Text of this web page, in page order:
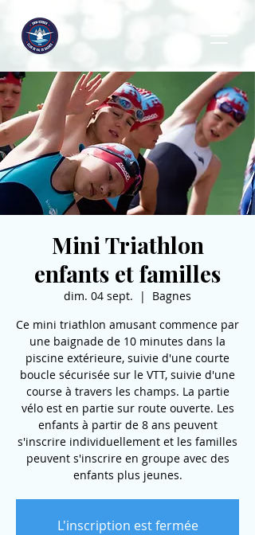
Mini Triathlon
enfants et familles
dim. 04 sept.
  |
Bagnes
Ce mini triathlon amusant commence par
une baignade de 10 minutes dans la
piscine extérieure, suivie d'une courte
boucle sécurisée sur le VTT, suivie d'une
course à travers les champs. La partie
vélo est en partie sur route ouverte. Les
enfants à partir de 8 ans peuvent
s'inscrire individuellement et les familles
peuvent s'inscrire en groupe avec des
enfants plus jeunes.
L'inscription est fermée